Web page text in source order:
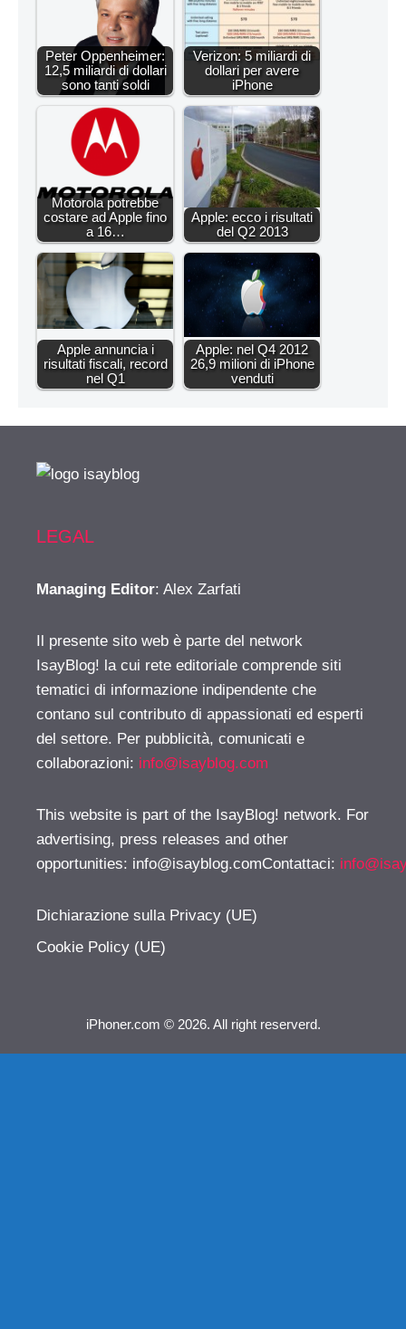
Peter Oppenheimer:
12,5 miliardi di dollari
sono tanti soldi
Verizon: 5 miliardi di
dollari per avere
iPhone
Motorola potrebbe
costare ad Apple fino
a 16…
Apple: ecco i risultati
del Q2 2013
Apple annuncia i
risultati fiscali, record
nel Q1
Apple: nel Q4 2012
26,9 milioni di iPhone
venduti
LEGAL
Managing Editor: Alex Zarfati
Il presente sito web è parte del network
IsayBlog! la cui rete editoriale comprende siti
tematici di informazione indipendente che
contano sul contributo di appassionati ed esperti
del settore. Per pubblicità, comunicati e
collaborazioni: info@isayblog.com
This website is part of the IsayBlog! network. For
advertising, press releases and other
opportunities: info@isayblog.comContattaci:
Dichiarazione sulla Privacy (UE)
Cookie Policy (UE)
iPhoner.com © 2026. All right reserverd.